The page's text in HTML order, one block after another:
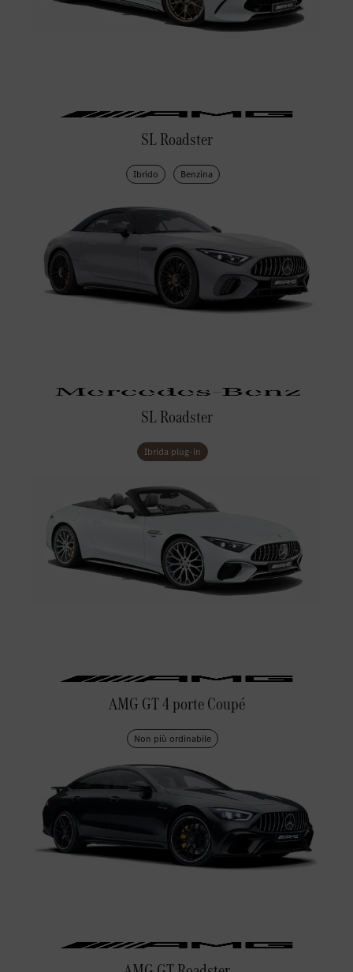
SL Roadster
Ibrido Benzina
SL Roadster
Ibrida plug-in
AMG GT 4 porte Coupé
Non più ordinabile